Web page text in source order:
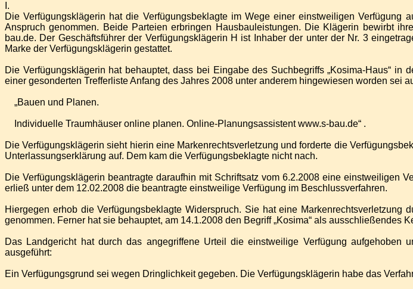
I.
Die Verfügungsklägerin hat die Verfügungsbeklagte im Wege einer einstweiligen Verfügung
Anspruch genommen. Beide Parteien erbringen Hausbauleistungen. Die Klägerin bewirbt
bau.de. Der Geschäftsführer der Verfügungsklägerin H ist Inhaber der unter der Nr. 3
Marke der Verfügungsklägerin gestattet.
Die Verfügungsklägerin hat behauptet, dass bei Eingabe des Suchbegriffs „Kosima-Haus“
einer gesonderten Trefferliste Anfang des Jahres 2008 unter anderem hingewiesen worden sei
„Bauen und Planen.
Individuelle Traumhäuser online planen. Online-Planungsassistent www.s-bau.de“ .
Die Verfügungsklägerin sieht hierin eine Markenrechtsverletzung und forderte die
Unterlassungserklärung auf. Dem kam die Verfügungsbeklagte nicht nach.
Die Verfügungsklägerin beantragte daraufhin mit Schriftsatz vom 6.2.2008 eine einstweiligen
erließ unter dem 12.02.2008 die beantragte einstweilige Verfügung im Beschlussverfahren.
Hiergegen erhob die Verfügungsbeklagte Widerspruch. Sie hat eine
genommen. Ferner hat sie behauptet, am 14.1.2008 den Begriff „Kosima“ als ausschließendes
Das Landgericht hat durch das angegriffene Urteil die einstweilige Verfügung
ausgeführt:
Ein Verfügungsgrund sei wegen Dringlichkeit gegeben. Die Verfügungsklägerin habe das